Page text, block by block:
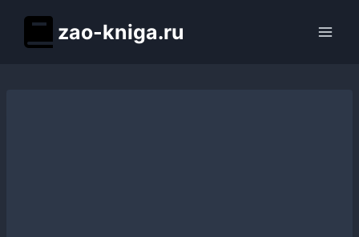
содержимому
zao-kniga.ru